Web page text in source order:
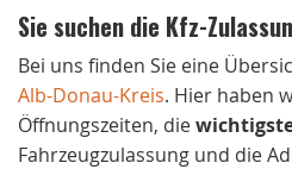
Sie suchen die Kfz-
Bei uns finden Sie eine
Alb-Donau-Kreis. Hier haben
Öffnungszeiten, die
Fahrzeugzulassung und die